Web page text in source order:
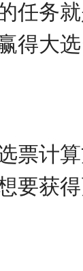
任务
得大
票计
要获